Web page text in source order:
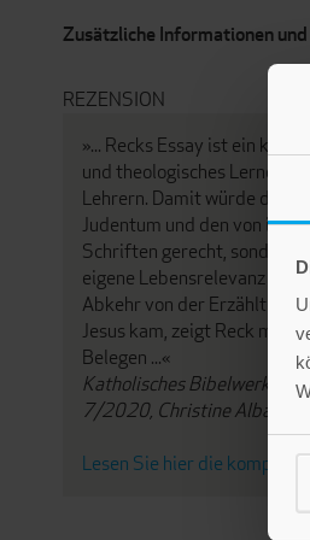
Zusätzliche Informationen
REZENSION
»... Recks Essay ist ein
und theologisches Lernen
Lehrern. Damit würde das
Judentum und den von ihm
Schriften gerecht, sondern
eigene Lebensrelevanz
Abkehr von der Erzähltra-
Jesus kam, zeigt Reck mit
Belegen ...«
Katholisches Bibelwerk,
7/2020, Christine Albart
Lesen Sie hier die